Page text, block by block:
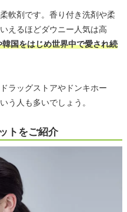
軟剤です。香り付き洗剤や柔
えるほどダウニー人気は高
国をはじめ世界中で愛され続
ラッグストアやドンキホー
う人も多いでしょう。
トをご紹介